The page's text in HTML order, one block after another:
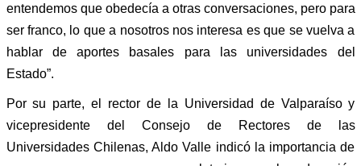
entendemos que obedecía a otras conversaciones, pero para
ser franco, lo que a nosotros nos interesa es que se vuelva a
hablar de aportes basales para las universidades del
Estado”.
Por su parte, el rector de la Universidad de Valparaíso y
vicepresidente del Consejo de Rectores de las
Universidades Chilenas, Aldo Valle indicó la importancia de